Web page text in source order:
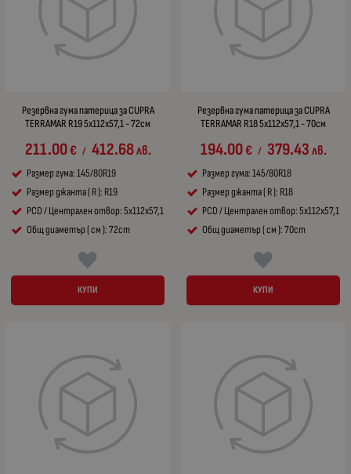
Резервна гума патерица за CUPRA
TERRAMAR R19 5x112x57,1 - 72см
211.00€ / 412.68лв.
Размер гума: 145/80R19
Размер джанта ( R ): R19
PCD / Централен отвор: 5x112x57,1
Общ диаметър ( см ): 72cm
КУПИ
Резервна гума патерица за CUPRA
TERRAMAR R18 5x112x57,1 - 70см
194.00€ / 379.43лв.
Размер гума: 145/80R18
Размер джанта ( R ): R18
PCD / Централен отвор: 5x112x57,1
Общ диаметър ( см ): 70cm
КУПИ